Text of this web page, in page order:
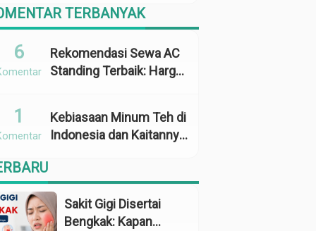
TerbitTERBANYAK
Rekomendasi Sewa AC
Standing Terbaik: Harga,
6
Kebiasaan Minum Teh di
Indonesia dan Kaitannya
Anemia
1
Sakit Gigi Disertai
Bengkak: Kapan